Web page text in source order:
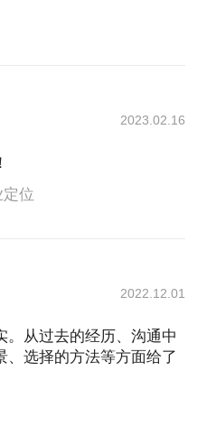
2023.02.16
位
2022.12.01
。从过去的经历、沟通中
、选择的方法等方面给了